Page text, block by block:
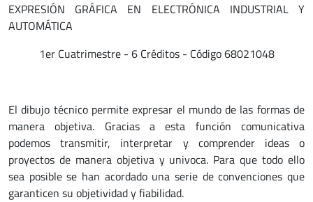
EXPRESIÓN GRÁFICA EN ELECTRÓNICA INDUSTRIAL Y
AUTOMÁTICA
1er Cuatrimestre - 6 Créditos - Código 68021048
El dibujo técnico permite expresar el mundo de las formas de
manera objetiva. Gracias a esta función comunicativa
podemos transmitir, interpretar y comprender ideas o
proyectos de manera objetiva y univoca. Para que todo ello
sea posible se han acordado una serie de convenciones que
garanticen su objetividad y fiabilidad.